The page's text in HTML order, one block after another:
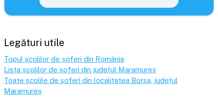
Legături utile
Topul școlilor de șoferi din România
Lista școlilor de șoferi din județul Maramureș
Toate școlile de șoferi din localitatea Borșa , județul
Maramureș